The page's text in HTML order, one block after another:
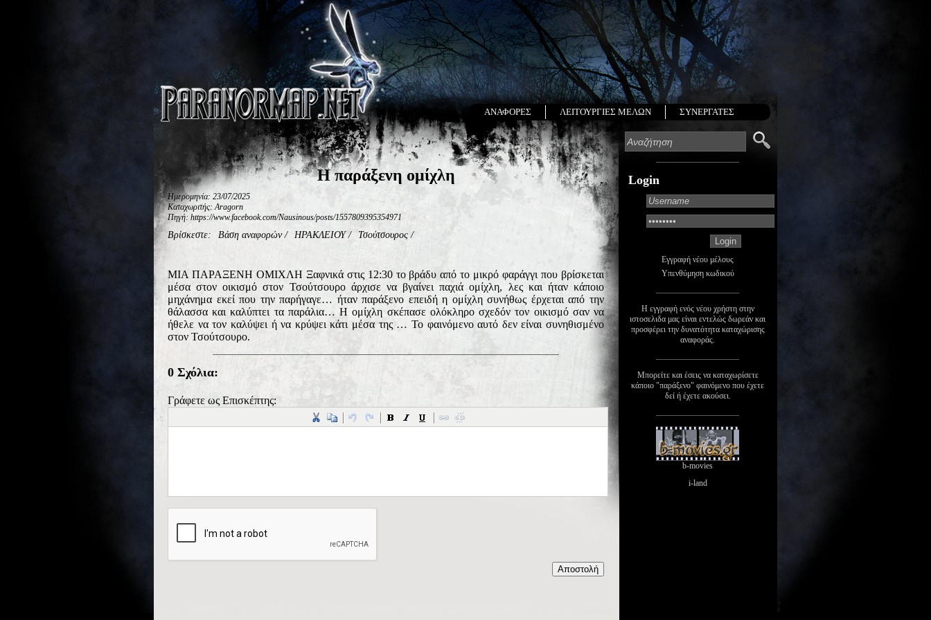
ΑΝΑΦΟΡΕΣ ΛΕΙΤΟΥΡΓΙΕΣ ΜΕΛΩΝ ΣΥΝΕΡΓΑΤΕΣ
Η παράξενη ομίχλη
Ημερομηνία: 23/07/2025
Καταχωριτής: Aragorn
Πηγή: https://www.facebook.com/Nausinous/posts/1557809395354971
Βρίσκεστε: Βάση αναφορών/ ΗΡΑΚΛΕΙΟΥ/ Τσούτσουρος /
ΜΙΑ ΠΑΡΑΞΕΝΗ ΟΜΙΧΛΗ Ξαφνικά στις 12:30 το βράδυ από το μικρό φαράγγι που βρίσκεται
μέσα στον οικισμό στον Τσούτσουρο άρχισε να βγαίνει παχιά ομίχλη, λες και ήταν κάποιο
μηχάνημα εκεί που την παρήγαγε… ήταν παράξενο επειδή η ομίχλη συνήθως έρχεται από την
θάλασσα και καλύπτει τα παράλια… Η ομίχλη σκέπασε ολόκληρο σχεδόν τον οικισμό σαν να
ήθελε να τον καλύψει ή να κρύψει κάτι μέσα της … Το φαινόμενο αυτό δεν είναι συνηθισμένο
στον Τσούτσουρο.
0 Σχόλια:
Γράφετε ως Επισκέπτης:
Login
Εγγραφή νέου μέλους
Υπενθύμηση κωδικού
Η εγγραφή ενός νέου χρήστη στην
ιστοσελιδα μας είναι εντελώς δωρεάν και
προσφέρει την δυνατότητα καταχώρισης
αναφοράς.
Μπορείτε και έσεις να καταχωρίσετε
κάποιο "παράξενο" φαινόμενο που έχετε
δεί ή έχετε ακούσει.
b-movies
i-land